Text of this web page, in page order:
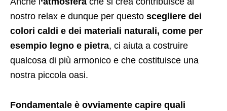
nostro relax e dunque per questo scegliere dei
colori caldi e dei materiali naturali, come per
esempio legno e pietra, ci aiuta a costruire
qualcosa di più armonico e che costituisce una
nostra piccola oasi.
Fondamentale è ovviamente capire quali